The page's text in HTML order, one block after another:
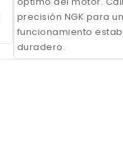
precisión NGK para un
funcionamiento
duradero.